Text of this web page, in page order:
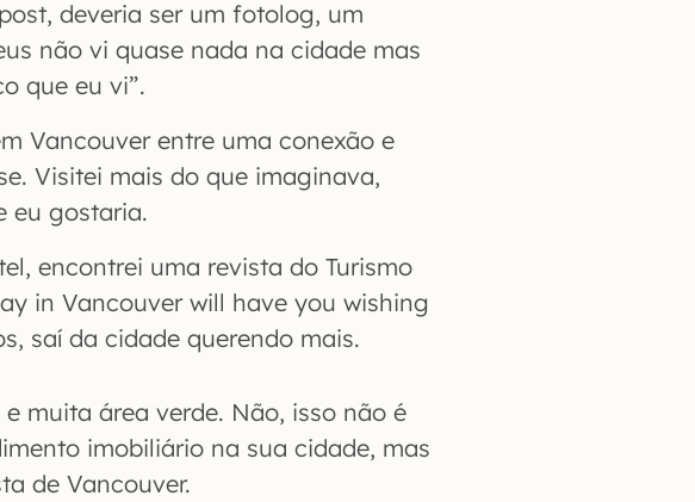
deveria ser um fotolog, um
não vi quase nada na cidade mas
que eu vi”.
Vancouver entre uma conexão e
Visitei mais do que imaginava,
eu gostaria.
encontrei uma revista do Turismo
in Vancouver will have you wishing
saí da cidade querendo mais.
muita área verde. Não, isso não é
imobiliário na sua cidade, mas
de Vancouver.